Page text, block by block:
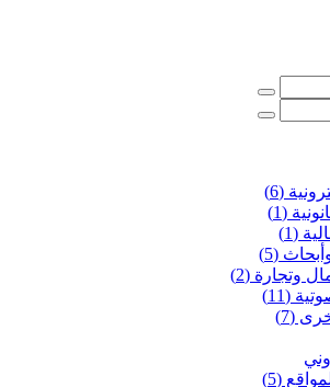
(6)
(1)
(1)
(5)
وتجارة (2)
(11)
(7)
(5)